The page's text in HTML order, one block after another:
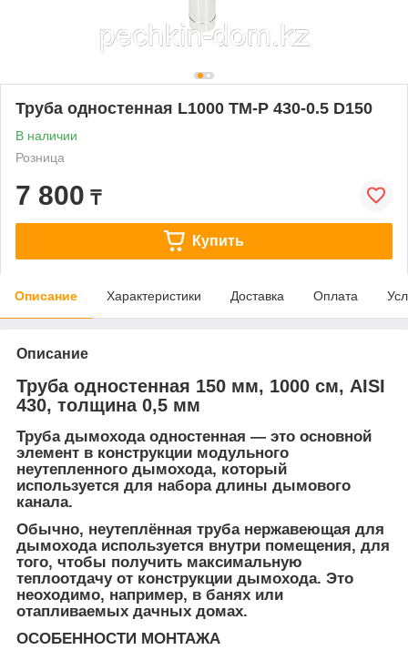
Труба одностенная L1000 ТМ-Р 430-0.5 D150
В наличии
Розница
7 800 ₸
Купить
Описание Характеристики Доставка Оплата
Описание
Труба одностенная 150 мм, 1000 см, AISI
430, толщина 0,5 мм
Труба дымохода одностенная — это основной
элемент в конструкции модульного
неутепленного дымохода, который
используется для набора длины дымового
канала.
Обычно, неутеплённая труба нержавеющая для
дымохода используется внутри помещения, для
того, чтобы получить максимальную
теплоотдачу от конструкции дымохода. Это
неоходимо, например, в банях или
отапливаемых дачных домах.
ОСОБЕННОСТИ МОНТАЖА